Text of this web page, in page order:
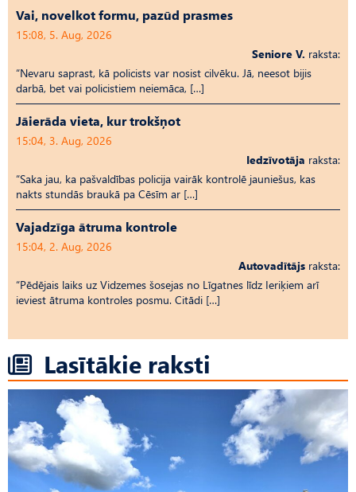
Vai, novelkot formu, pazūd prasmes
15:08, 5. Aug, 2026
Seniore V. raksta:
“Nevaru saprast, kā policists var nosist cilvēku. Jā, neesot bijis
darbā, bet vai policistiem neiemāca, […]
Jāierāda vieta, kur trokšņot
15:04, 3. Aug, 2026
Iedzīvotāja raksta:
“Saka jau, ka pašvaldības policija vairāk kontrolē jauniešus, kas
nakts stundās braukā pa Cēsīm ar […]
Vajadzīga ātruma kontrole
15:04, 2. Aug, 2026
Autovadītājs raksta:
“Pēdējais laiks uz Vid­ze­mes šosejas no Līgatnes līdz Ieriķiem arī
ieviest ātruma kontroles posmu. Citādi […]
Lasītākie raksti